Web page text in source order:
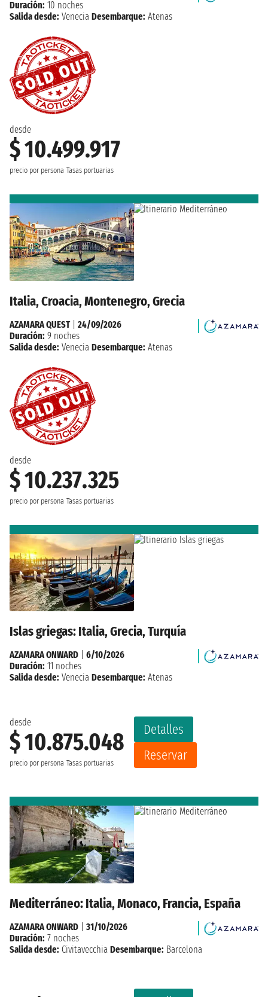
desde
$ 10.499.917
precio por persona Tasas portuarias
Duración: 10 noches
Salida desde: Venecia Desembarque: Atenas
Italia, Croacia, Montenegro, Grecia
desde
$ 10.237.325
precio por persona Tasas portuarias
AZAMARA QUEST| 24/09/2026
Duración: 9 noches
Salida desde: Venecia Desembarque: Atenas
Islas griegas: Italia, Grecia, Turquía
desde
$ 10.875.048
precio por persona Tasas portuarias
Detalles
Reservar
AZAMARA ONWARD
6/10/2026
Duración: 11 noches
Salida desde: Venecia Desembarque: Atenas
Mediterráneo: Italia, Monaco, Francia, España
AZAMARA ONWARD
31/10/2026
Duración: 7 noches
Salida desde: Civitavecchia Desembarque: Barcelona